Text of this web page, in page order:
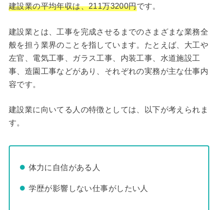
建設業の平均年収は、211万3200円です。
建設業とは、工事を完成させるまでのさまざまな業務全
般を担う業界のことを指しています。たとえば、大工や
左官、電気工事、ガラス工事、内装工事、水道施設工
事、造園工事などがあり、それぞれの実務が主な仕事内
容です。
建設業に向いてる人の特徴としては、以下が考えられま
す。
体力に自信がある人
学歴が影響しない仕事がしたい人